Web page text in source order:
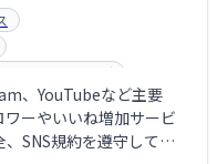
SNSマーケティング
、YouTubeなど主要
ーやいいね増加サービ
SNS規約を遵守してい